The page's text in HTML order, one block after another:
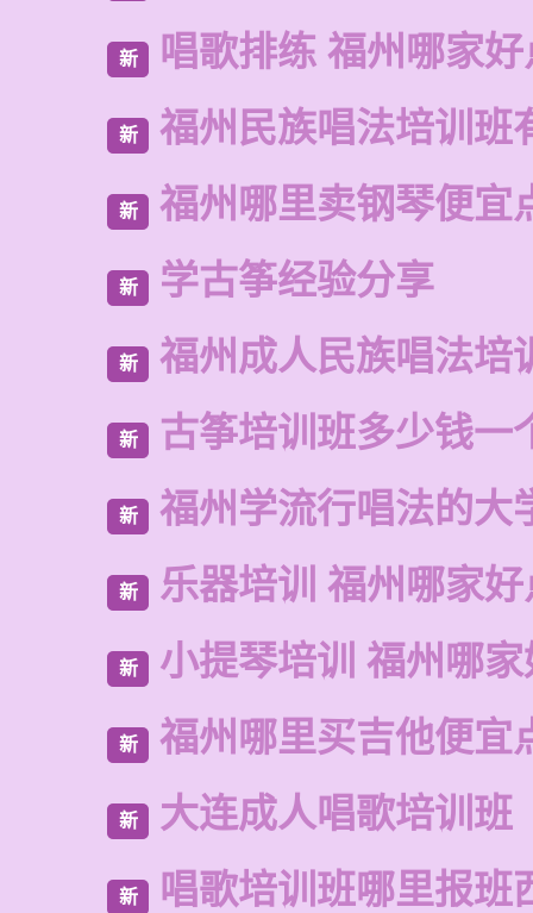
新 唱歌排练 福州哪家好
新 福州民族唱法培训班
新 福州哪里卖钢琴便宜
新 学古筝经验分享
新 福州成人民族唱法培
新 古筝培训班多少钱一
新 福州学流行唱法的大
新 乐器培训 福州哪家好
新 小提琴培训 福州哪
新 福州哪里买吉他便宜
新 大连成人唱歌培训班
新 唱歌培训班哪里报班